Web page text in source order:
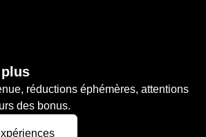
réductions éphémères, attentions
des bonus.